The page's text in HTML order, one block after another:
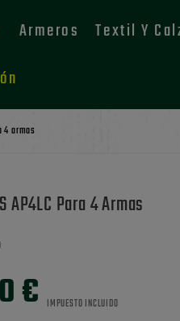
Armeros
Textil Y
4 armas
AP4LC Para 4 Armas
€ IMPUESTO INCLUIDO